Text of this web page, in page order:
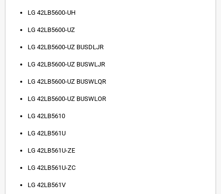
LG 42LB5600-UH
LG 42LB5600-UZ
LG 42LB5600-UZ BUSDLJR
LG 42LB5600-UZ BUSWLJR
LG 42LB5600-UZ BUSWLQR
LG 42LB5600-UZ BUSWLOR
LG 42LB5610
LG 42LB561U
LG 42LB561U-ZE
LG 42LB561U-ZC
LG 42LB561V